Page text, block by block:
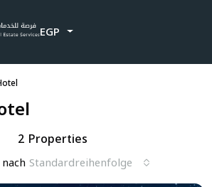
EGP
2 Properties
Standardreihenfolge